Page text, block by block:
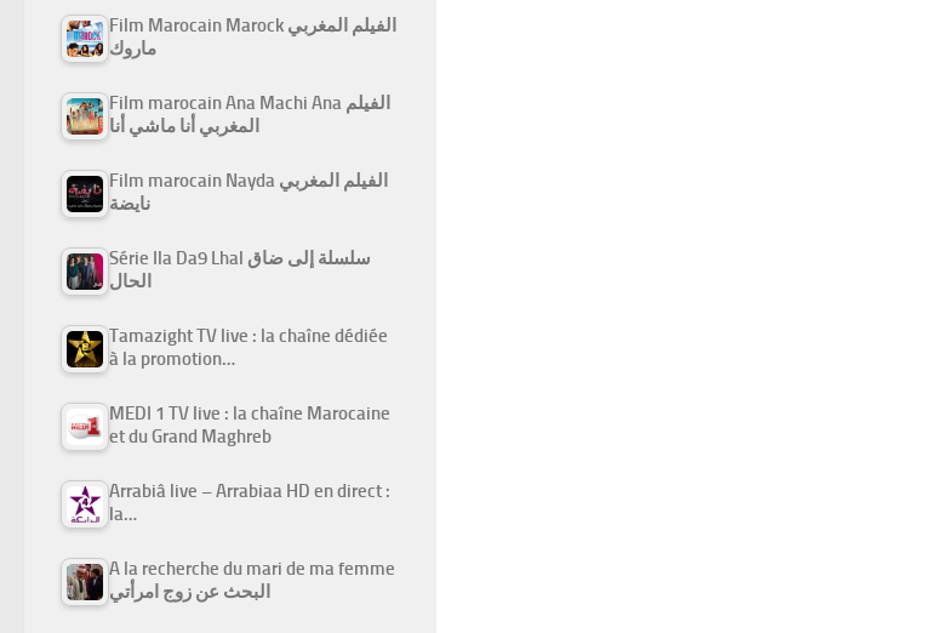
Film Marocain Marock الفيلم المغربي
ماروك
Film marocain Ana Machi Ana الفيلم
المغربي أنا ماشي أنا
Film marocain Nayda الفيلم المغربي
نايضة
Série Ila Da9 Lhal سلسلة إلى ضاق
الحال
Tamazight TV live : la chaîne dédiée
à la promotion…
MEDI 1 TV live : la chaîne Marocaine
et du Grand Maghreb
Arrabiâ live – Arrabiaa HD en direct :
la…
A la recherche du mari de ma femme
البحث عن زوج امرأتي